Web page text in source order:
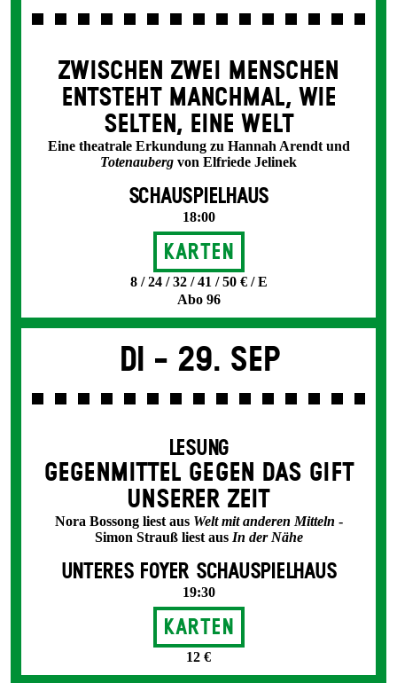
ZWISCHEN ZWEI MENSCHEN
ENT­STEHT MANCH­MAL, WIE
SELTEN, EINE WELT
Eine theatrale Erkundung zu Hannah Arendt und
Totenauberg von Elfriede Jelinek
SCHAUSPIELHAUS
18:00
Karten
8 / 24 / 32 / 41 / 50 € / E
Abo 96
Di - 29. Sep
LESUNG
GEGEN­MITTEL GEGEN DAS GIFT
UNSERER ZEIT
Nora Bossong liest aus Welt mit anderen Mitteln -
Simon Strauß liest aus In der Nähe
UNTERES FOYER SCHAUSPIELHAUS
19:30
Karten
12 €